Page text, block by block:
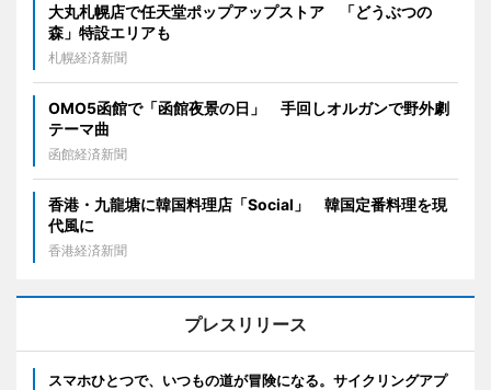
大丸札幌店で任天堂ポップアップストア 「どうぶつの
森」特設エリアも
札幌経済新聞
OMO5函館で「函館夜景の日」 手回しオルガンで野外劇
テーマ曲
函館経済新聞
香港・九龍塘に韓国料理店「Social」 韓国定番料理を現
代風に
香港経済新聞
プレスリリース
スマホひとつで、いつもの道が冒険になる。サイクリングアプ